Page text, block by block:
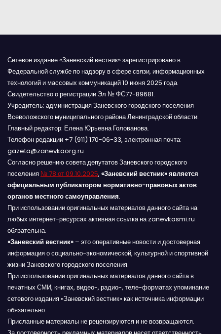
м
Сетевое издание «Заневский вестник» зарегистрировано в
Федеральной службе по надзору в сфере связи, информационных
технологий и массовых коммуникаций 10 июня 2025 года.
Свидетельство о регистрации Эл № ФС77-89681.
Учредитель: администрация Заневского городского поселения
Всеволожского муниципального района Ленинградской области.
Главный редактор: Елена Юрьевна Голованова.
Телефон редакции +7 (911) 170-06-33, электронная почта:
gazeta@zanevkaorg.ru
Согласно решению совета депутатов Заневского городского
поселения № 78 от 09.10.2025, «Заневский вестник» является
официальным публикатором нормативно-правовых актов
органов местного самоуправления.
При использовании оригинальных материалов данного сайта на
любых интернет-ресурсах активная ссылка на zanevkasmi.ru
обязательна.
«Заневский вестник» – это оперативные новости и достоверная
информация о социально-экономической, культурной и спортивной
жизни Заневского городского поселения.
При использовании оригинальных материалов данного сайта в
печатных СМИ, книгах, видео-, радио-, теле-форматах упоминание
сетевого издания «Заневский вестник» как источника информации
обязательно.
Присланные материалы не рецензируются и не возвращаются.